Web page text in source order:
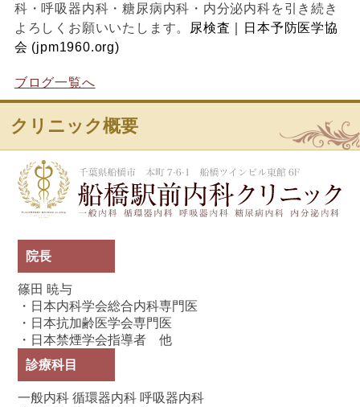
科・呼吸器内科・糖尿病内科・内分泌内科を引き続き
よろしくお願いいたします。
尿検査｜日本予防医学協
会 (jpm1960.org)
ブログ一覧へ
クリニック概要
院長
篠田 暁与
・日本内科学会総合内科専門医
・日本抗加齢医学会専門医
・日本禁煙学会指導者 他
診療科目
一般内科 循環器内科 呼吸器内科